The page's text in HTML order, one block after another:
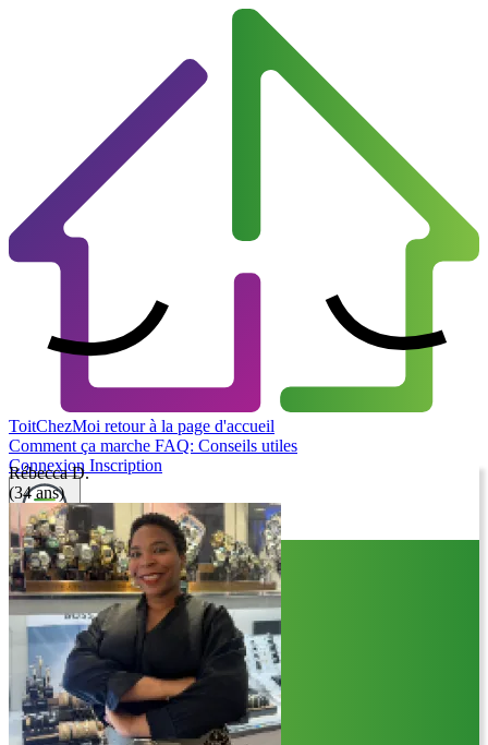
ToitChezMoi retour à la page d'accueil
Comment ça marche FAQ: Conseils utiles
Connexion Inscription
Rébecca D.
(34 ans)